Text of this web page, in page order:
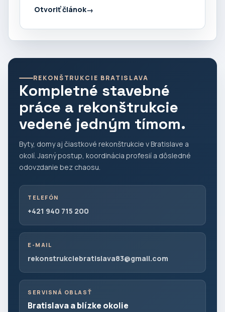
Otvoriť článok
REKONŠTRUKCIE BRATISLAVA
Kompletné stavebné
práce a rekonštrukcie
vedené jedným tímom.
Byty, domy aj čiastkové rekonštrukcie v Bratislave a
okolí. Jasný postup, koordinácia profesií a dôsledné
odovzdanie bez chaosu.
TELEFÓN
+421 940 715 200
E-MAIL
rekonstrukciebratislava83@gmail.com
SERVISNÁ OBLASŤ
Bratislava a blízke okolie